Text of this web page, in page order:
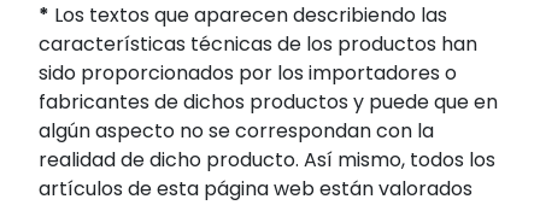
* Los textos que aparecen describiendo las
características técnicas de los productos han
sido proporcionados por los importadores o
fabricantes de dichos productos y puede que en
algún aspecto no se correspondan con la
realidad de dicho producto. Así mismo, todos los
artículos de esta página web están valorados